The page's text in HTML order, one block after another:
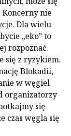
Koncerny nie
Dla wielu
„eko” to
rozpoznać.
się z ryzykiem.
Blokadii,
w węgiel
organizatorzy
się
czas węgla się